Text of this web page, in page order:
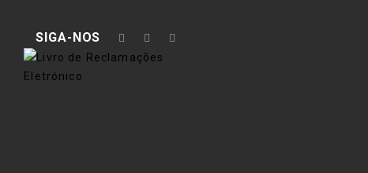
SIGA-NOS